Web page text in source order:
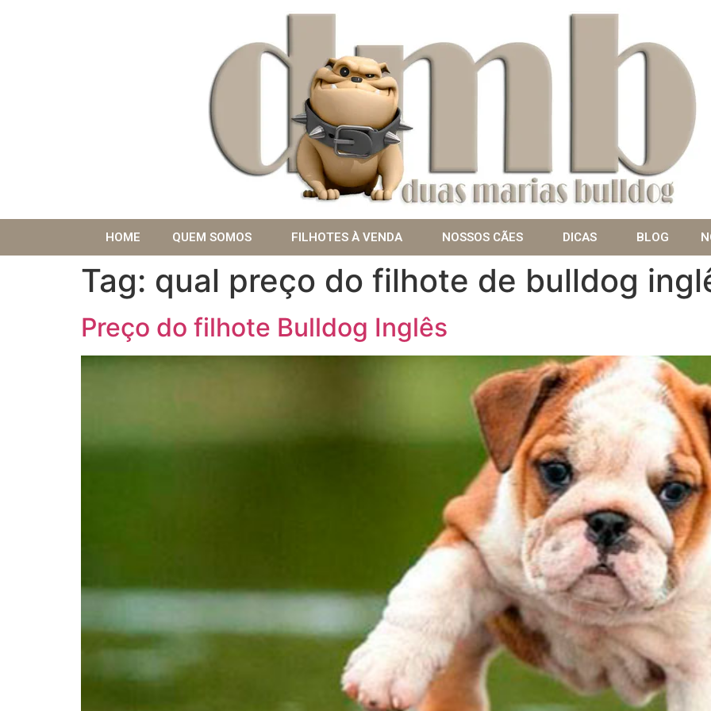
HOME QUEM SOMOS FILHOTES À VENDA NOSSOS CÃES DICAS BLOG
Tag: qual preço do filhote de bulldog
Preço do filhote Bulldog Inglês